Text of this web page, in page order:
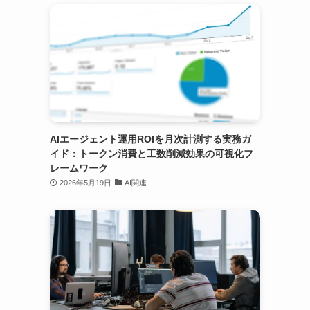
AIエージェント運用ROIを月次計測する実務ガ
イド：トークン消費と工数削減効果の可視化フ
レームワーク
2026年5月19日 AI関連